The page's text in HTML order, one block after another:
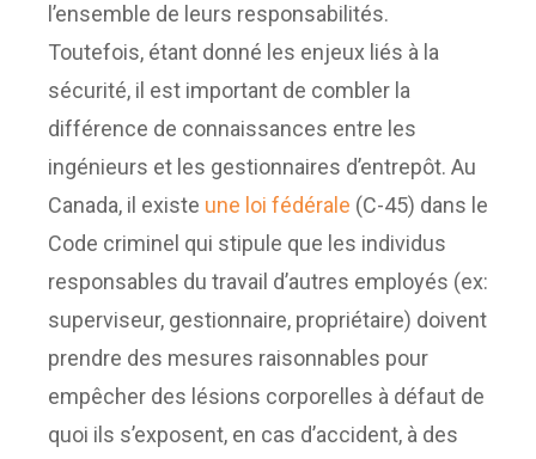
l’ensemble de leurs responsabilités.
Toutefois, étant donné les enjeux liés à la
sécurité, il est important de combler la
différence de connaissances entre les
ingénieurs et les gestionnaires d’entrepôt. Au
Canada, il existe une loi fédérale (C-45) dans le
Code criminel qui stipule que les individus
responsables du travail d’autres employés (ex:
superviseur, gestionnaire, propriétaire) doivent
prendre des mesures raisonnables pour
empêcher des lésions corporelles à défaut de
quoi ils s’exposent, en cas d’accident, à des